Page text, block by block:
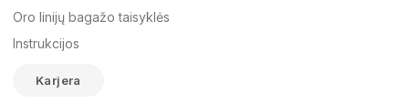
El. paštas
Žinutė
Oro linijų bagažo taisyklės
Instrukcijos
Karjera